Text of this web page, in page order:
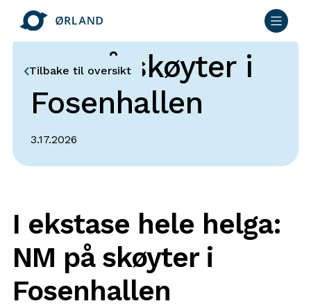
Tilbake til oversikt
NM på skøyter i
Fosenhallen
3.17.2026
I ekstase hele helga:
NM på skøyter i
Fosenhallen